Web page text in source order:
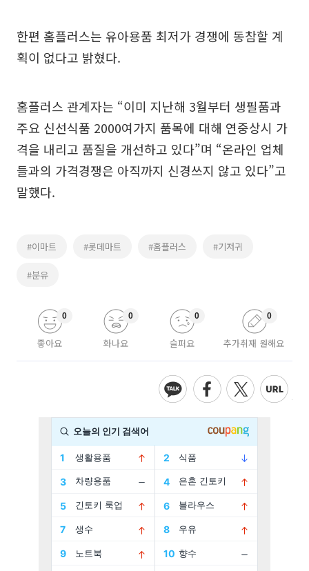
한편 홈플러스는 유아용품 최저가 경쟁에 동참할 계
획이 없다고 밝혔다.
홈플러스 관계자는 “이미 지난해 3월부터 생필품과
주요 신선식품 2000여가지 품목에 대해 연중상시 가
격을 내리고 품질을 개선하고 있다”며 “온라인 업체
들과의 가격경쟁은 아직까지 신경쓰지 않고 있다”고
말했다.
#이마트 #롯데마트 #홈플러스 #기저귀
#분유
좋아요
0
화나요
0
슬퍼요
0
추가취재 원해요
0